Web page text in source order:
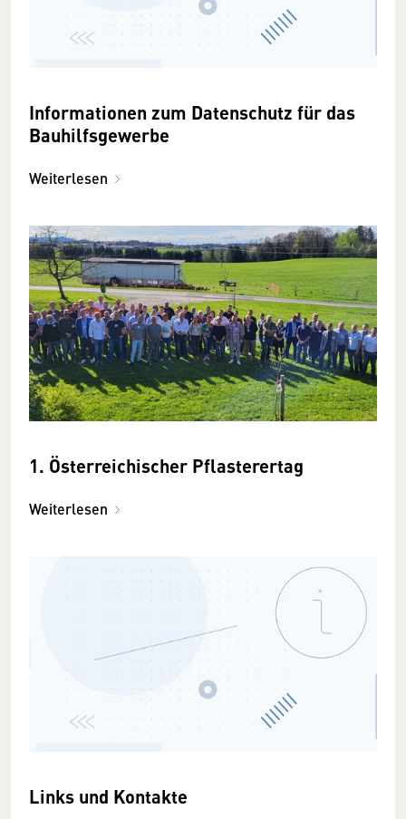
Informationen zum Datenschutz für das
Bauhilfsgewerbe
Weiterlesen
1. Österreichischer Pflasterertag
Weiterlesen
Links und Kontakte